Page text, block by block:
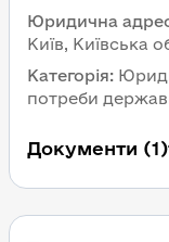
Юридична
Київ, Київська
Категорія:
потреби
Документи (1)